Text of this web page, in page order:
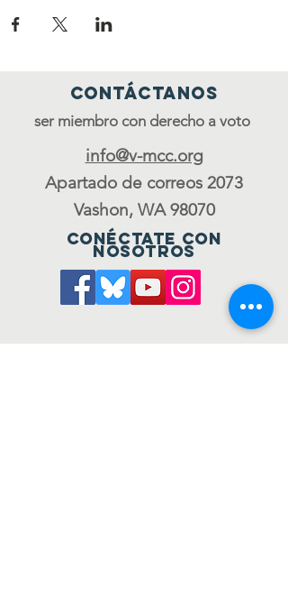
Contáctanos
ser miembro con derecho a voto
info@v-mcc.org
Apartado de correos 2073
Vashon, WA 98070
Conéctate con
nosotros